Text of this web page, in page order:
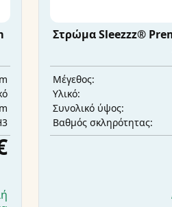
Στρώμα Sleezzz®
Μέγεθος:
Υλικό:
Συνολικό ύψος:
Βαθμός σκληρότητας: